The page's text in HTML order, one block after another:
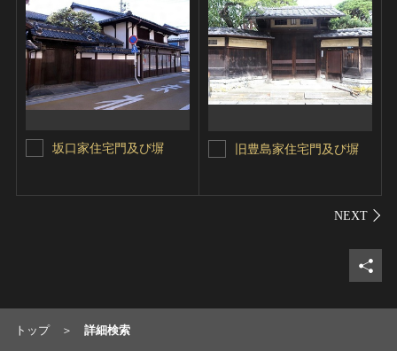
坂口家住宅門及び塀 旧豊島家住宅門及び塀
シェ
トップ 詳細検索